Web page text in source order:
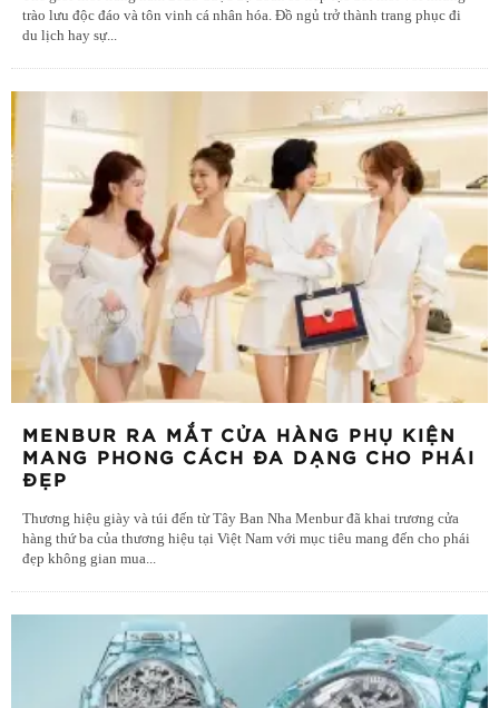
trào lưu độc đáo và tôn vinh cá nhân hóa. Đồ ngủ trở thành trang phục đi
du lịch hay sự...
MENBUR RA MẮT CỬA HÀNG PHỤ KIỆN
MANG PHONG CÁCH ĐA DẠNG CHO PHÁI
ĐẸP
Thương hiệu giày và túi đến từ Tây Ban Nha Menbur đã khai trương cửa
hàng thứ ba của thương hiệu tại Việt Nam với mục tiêu mang đến cho phái
đẹp không gian mua